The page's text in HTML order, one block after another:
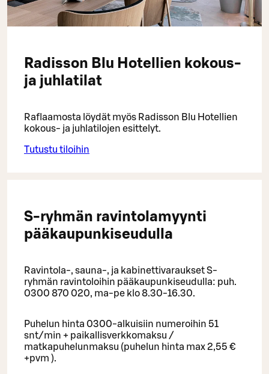
Radisson Blu Hotellien kokous-
ja juhlatilat
Raflaamosta löydät myös Radisson Blu Hotellien
kokous- ja juhlatilojen esittelyt.
Tutustu tiloihin
S-ryhmän ravintolamyynti
pääkaupunkiseudulla
Ravintola-, sauna-, ja kabinettivaraukset S-
ryhmän ravintoloihin pääkaupunkiseudulla: puh.
0300 870 020, ma-pe klo 8.30-16.30.
Puhelun hinta 0300-alkuisiin numeroihin 51
snt/min + paikallisverkkomaksu /
matkapuhelunmaksu (puhelun hinta max 2,55 €
+pvm ).